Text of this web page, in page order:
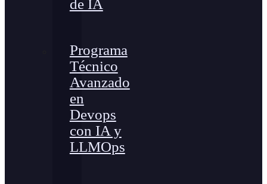
de IA
Programa
Técnico
Avanzado
en
Devops
con IA y
LLMOps